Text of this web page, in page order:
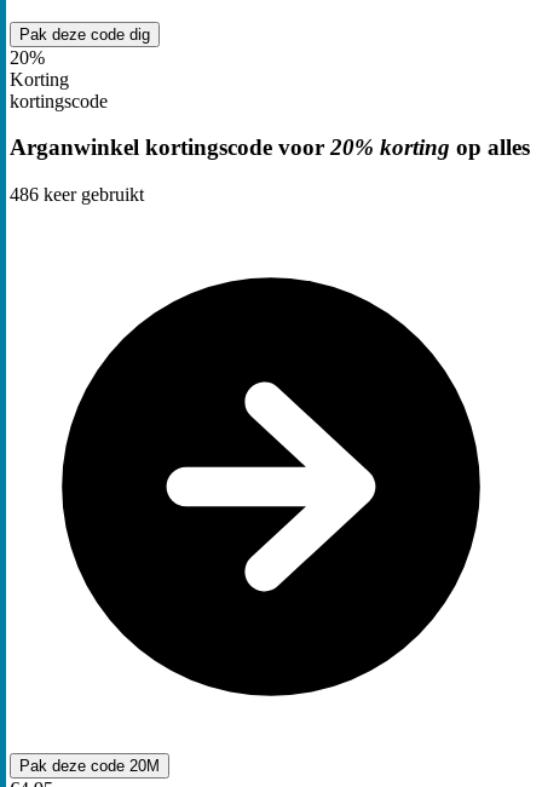
Pak deze code dig
20%
Korting
kortingscode
Arganwinkel kortingscode voor20% korting op alles
486 keer gebruikt
Pak deze code 20M